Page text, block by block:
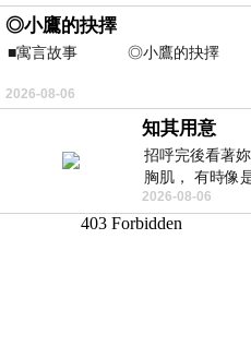
◎小鷹的抉擇
■寓言故事 ◎小鷹的抉擇
⊕潘文良
仞的懸崖上，有一座遮天蔽
2026-08-06
知其用意
招呼完後看著
胸肌， 有時像
視線不對齊，
2026-08-06